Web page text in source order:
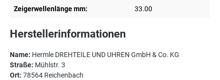
Zeigerwellenlänge mm: 33.00
Herstellerinformationen
Name: Hermle DREHTEILE UND UHREN GmbH & Co. KG
Straße: Mühlstr. 3
Ort: 78564 Reichenbach